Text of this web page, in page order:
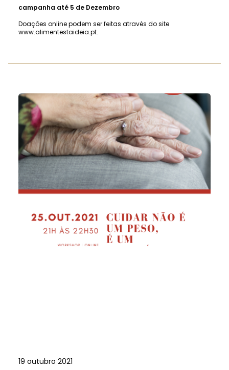
campanha até 5 de Dezembro
Doações online podem ser feitas através do site
www.alimentestaideia.pt.
19 outubro 2021